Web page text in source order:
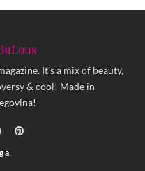
It's a mix of beauty,
& cool! Made in